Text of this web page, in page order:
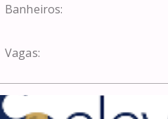
Banheiros:
Vagas: